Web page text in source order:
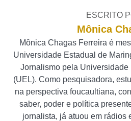
ESCRITO
Mônica
Mônica Chagas Ferreira é
Universidade Estadual de
Jornalismo pela
(UEL). Como pesquisadora,
na perspectiva foucaultiana,
saber, poder e política
jornalista, já atuou em rádios